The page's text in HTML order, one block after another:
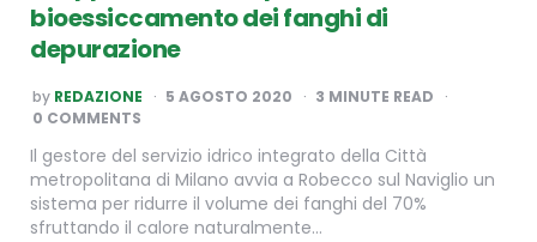
bioessiccamento dei fanghi di
depurazione
POSTED
BY
by REDAZIONE 5 AGOSTO 2020 3 MINUTE READ
0 COMMENTS
Il gestore del servizio idrico integrato della Città
metropolitana di Milano avvia a Robecco sul Naviglio un
sistema per ridurre il volume dei fanghi del 70%
sfruttando il calore naturalmente…